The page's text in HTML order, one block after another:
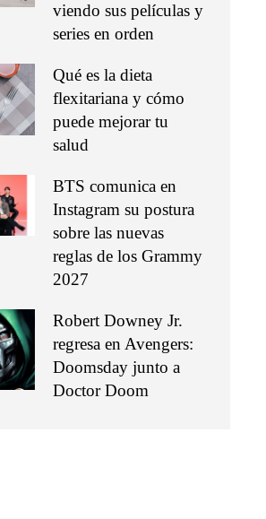
viendo sus películas y
series en orden
Qué es la dieta
flexitariana y cómo
puede mejorar tu
salud
BTS comunica en
Instagram su postura
sobre las nuevas
reglas de los Grammy
2027
Robert Downey Jr.
regresa en Avengers:
Doomsday junto a
Doctor Doom